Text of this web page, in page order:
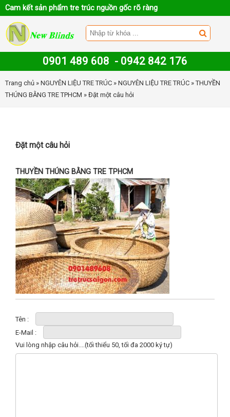
Cam kết sản phẩm tre trúc nguồn gốc rõ ràng
0901 489 608 - 0942 842 176
Trang chủ » NGUYÊN LIỆU TRE TRÚC » NGUYÊN LIỆU TRE TRÚC »THUYỀN
THÚNG BẰNG TRE TPHCM » Đặt một câu hỏi
Đặt một câu hỏi
THUYỀN THÚNG BẰNG TRE TPHCM
Tên :
E-Mail :
Vui lòng nhập câu hỏi....(tối thiểu 50, tối đa 2000 ký tự)